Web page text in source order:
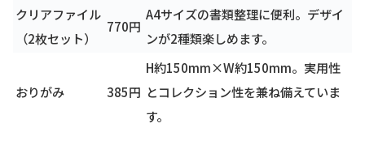
クリアファイル
（2枚セット）
770円
A4サイズの書類整理に便利。デザイ
ンが2種類楽しめます。
おりがみ 385円
H約150mm×W約150mm。実用性
とコレクション性を兼ね備えていま
す。